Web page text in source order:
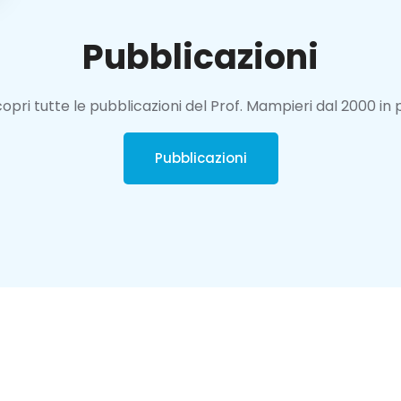
Pubblicazioni
tutte le pubblicazioni del Prof. Mampieri dal 2000 in
Pubblicazioni